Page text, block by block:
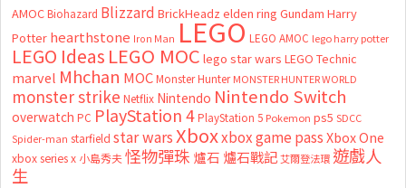
AMOC Biohazard Blizzard BrickHeadz elden ring Gundam Harry
Potter hearthstone Iron Man LEGO LEGO AMOC lego harry potter
LEGO Ideas LEGO MOC lego star wars LEGO Technic
marvel Mhchan MOC Monster Hunter MONSTER HUNTER WORLD
monster strike Netflix Nintendo Nintendo Switch
overwatch PC PlayStation 4 PlayStation 5 Pokemon ps5 SDCC
Spider-man starfield star wars Xboxxbox game passXbox One
xbox series x 小島秀夫怪物彈珠 爐石 爐石戰記艾爾登法環 遊戲人
生